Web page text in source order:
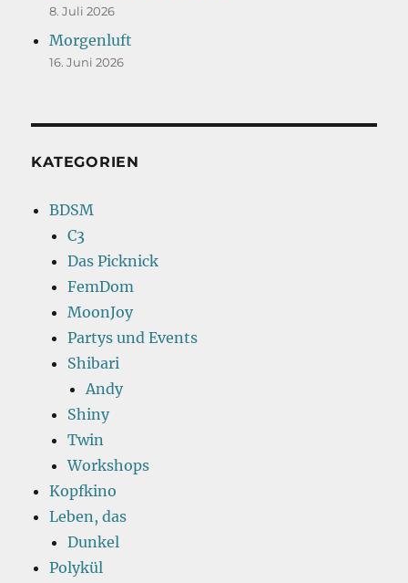
8. Juli 2026
Morgenluft
16. Juni 2026
KATEGORIEN
BDSM
C3
Das Picknick
FemDom
MoonJoy
Partys und Events
Shibari
Andy
Shiny
Twin
Workshops
Kopfkino
Leben, das
Dunkel
Polykül